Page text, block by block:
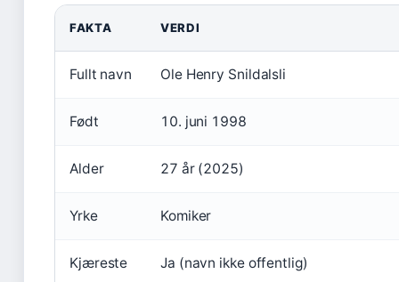
FAKTA VERDI
Fullt navn Ole Henry Snildalsli
Født 10. juni 1998
Alder 27 år (2025)
Yrke Komiker
Kjæreste Ja (navn ikke offentlig)